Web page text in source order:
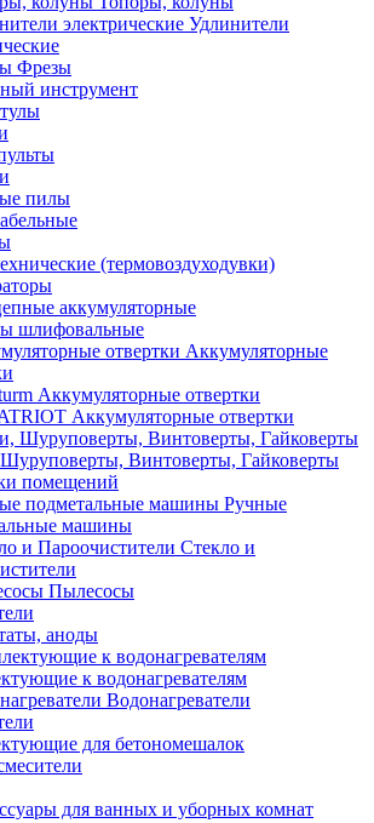
Удлинители
Фрезы
инструмент
пилы
(термовоздуходувки)
аккумуляторные
шлифовальные
Аккумуляторные
Аккумуляторные отвертки
Аккумуляторные отвертки
Винтоверты, Гайковерты
помещений
Ручные
машины
Стекло и
Пылесосы
аноды
к водонагревателям
Водонагреватели
для бетономешалок